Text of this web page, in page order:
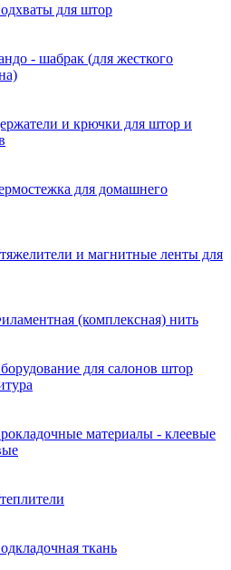
для штор
- шабрак (для жесткого
и крючки для штор и
для домашнего
и магнитные ленты для
(комплексная) нить
для салонов штор
материалы - клеевые
ткань